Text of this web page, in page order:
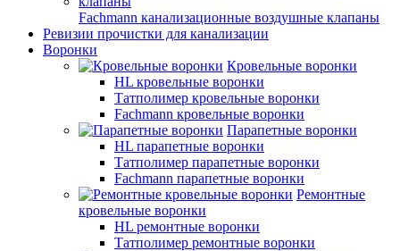
Fachmann канализационные воздушные клапаны
Ревизии прочистки для канализации
Воронки
Кровельные воронки
HL кровельные воронки
Татполимер кровельные воронки
Fachmann кровельные воронки
Парапетные воронки
HL парапетные воронки
Татполимер парапетные воронки
Fachmann парапетные воронки
Ремонтные
кровельные воронки
HL ремонтные воронки
Татполимер ремонтные воронки